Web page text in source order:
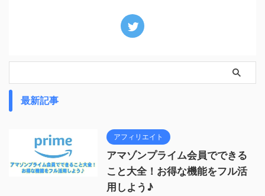
最新記事
アフィリエイト
アマゾンプライム会員でできる
こと大全！お得な機能をフル活
用しよう♪